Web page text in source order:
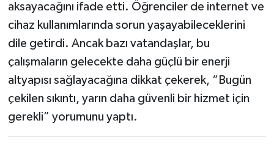
aksayacağını ifade etti. Öğrenciler de internet ve
cihaz kullanımlarında sorun yaşayabileceklerini
dile getirdi. Ancak bazı vatandaşlar, bu
çalışmaların gelecekte daha güçlü bir enerji
altyapısı sağlayacağına dikkat çekerek, “Bugün
çekilen sıkıntı, yarın daha güvenli bir hizmet için
gerekli” yorumunu yaptı.